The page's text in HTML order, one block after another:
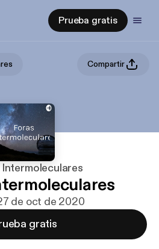
Prueba gratis
Compartir
de oct de 2020
gratis